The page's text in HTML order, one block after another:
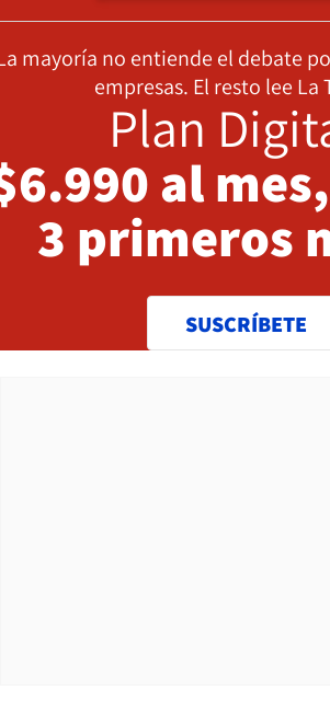
mayoría no entiende el debate
empresas. El resto lee La
Plan
al
3 primeros
SUSCRÍBETE